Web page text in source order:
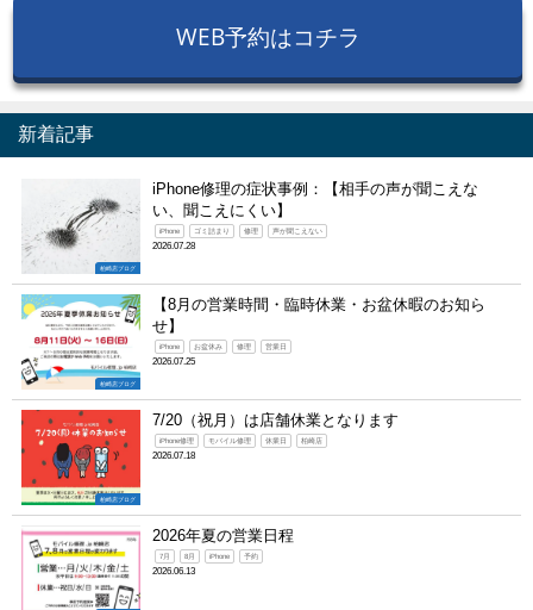
WEB予約はコチラ
新着記事
柏崎店ブログ
iPhone修理の症状事例：【相手の声が聞こえな
い、聞こえにくい】
iPhone ゴミ詰まり 修理 声が聞こえない
2026.07.28
柏崎店ブログ
【8月の営業時間・臨時休業・お盆休暇のお知ら
せ】
iPhone お盆休み 修理 営業日
2026.07.25
柏崎店ブログ
7/20（祝月）は店舗休業となります
iPhone修理 モバイル修理 休業日 柏崎店
2026.07.18
2026年夏の営業日程
7月 8月 iPhone 予約
2026.06.13